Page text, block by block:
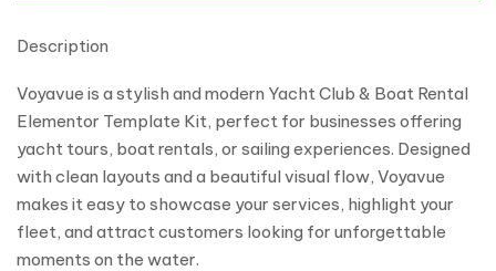
Description
Voyavue is a stylish and modern Yacht Club & Boat Rental
Elementor Template Kit, perfect for businesses offering
yacht tours, boat rentals, or sailing experiences. Designed
with clean layouts and a beautiful visual flow, Voyavue
makes it easy to showcase your services, highlight your
fleet, and attract customers looking for unforgettable
moments on the water.